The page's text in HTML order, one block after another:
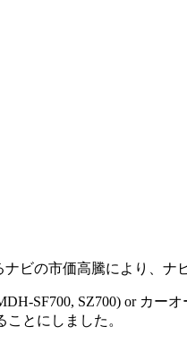
ビの市価高騰により、ナ
SF700, SZ700) or カー
とにしました。